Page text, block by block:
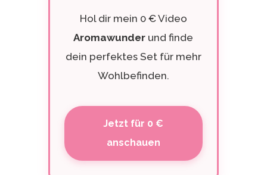
Hol dir mein 0 € Video
Aromawunder und finde
dein perfektes Set für mehr
Wohlbefinden.
Jetzt für 0 €
anschauen